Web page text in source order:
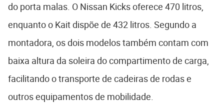
do porta malas. O Nissan Kicks oferece 470 litros,
enquanto o Kait dispõe de 432 litros. Segundo a
montadora, os dois modelos também contam com
baixa altura da soleira do compartimento de carga,
facilitando o transporte de cadeiras de rodas e
outros equipamentos de mobilidade.